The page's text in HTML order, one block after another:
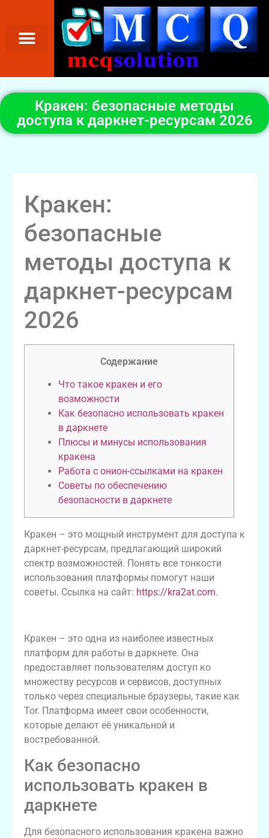
Кракен: безопасные методы
доступа к даркнет-ресурсам 2026
Кракен:
безопасные
методы доступа к
даркнет-ресурсам
2026
Содержание
Что такое кракен и его
возможности
Как безопасно использовать кракен
в даркнете
Плюсы и минусы использования
кракена
Работа с онион-ссылками на кракен
Советы по обеспечению
безопасности в даркнете
Кракен – это мощный инструмент для доступа к
даркнет-ресурсам, предлагающий широкий
спектр возможностей. Понять все тонкости
использования платформы помогут наши
советы. Ссылка на сайт: https://kra2at.com.
Кракен – это одна из наиболее известных
платформ для работы в даркнете. Она
предоставляет пользователям доступ ко
множеству ресурсов и сервисов, доступных
только через специальные браузеры, такие как
Tor. Платформа имеет свои особенности,
которые делают её уникальной и
востребованной.
Как безопасно
использовать кракен в
даркнете
Для безопасного использования кракена важно